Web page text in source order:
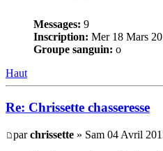
Messages: 9
Inscription: Mer 18 Mars
Groupe sanguin: o
Haut
Re: Chrissette chasseresse
parchrissette » Sam 04 Avril